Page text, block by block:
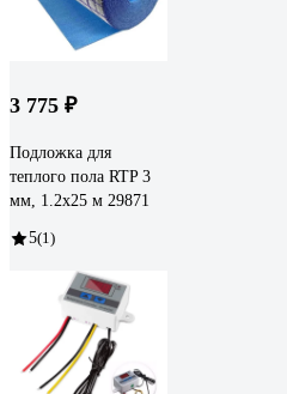
3 775 ₽
Подложка для
теплого пола RTP 3
мм, 1.2x25 м 29871
5(1)